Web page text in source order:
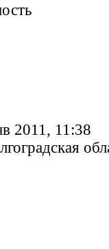
2011, 11:38